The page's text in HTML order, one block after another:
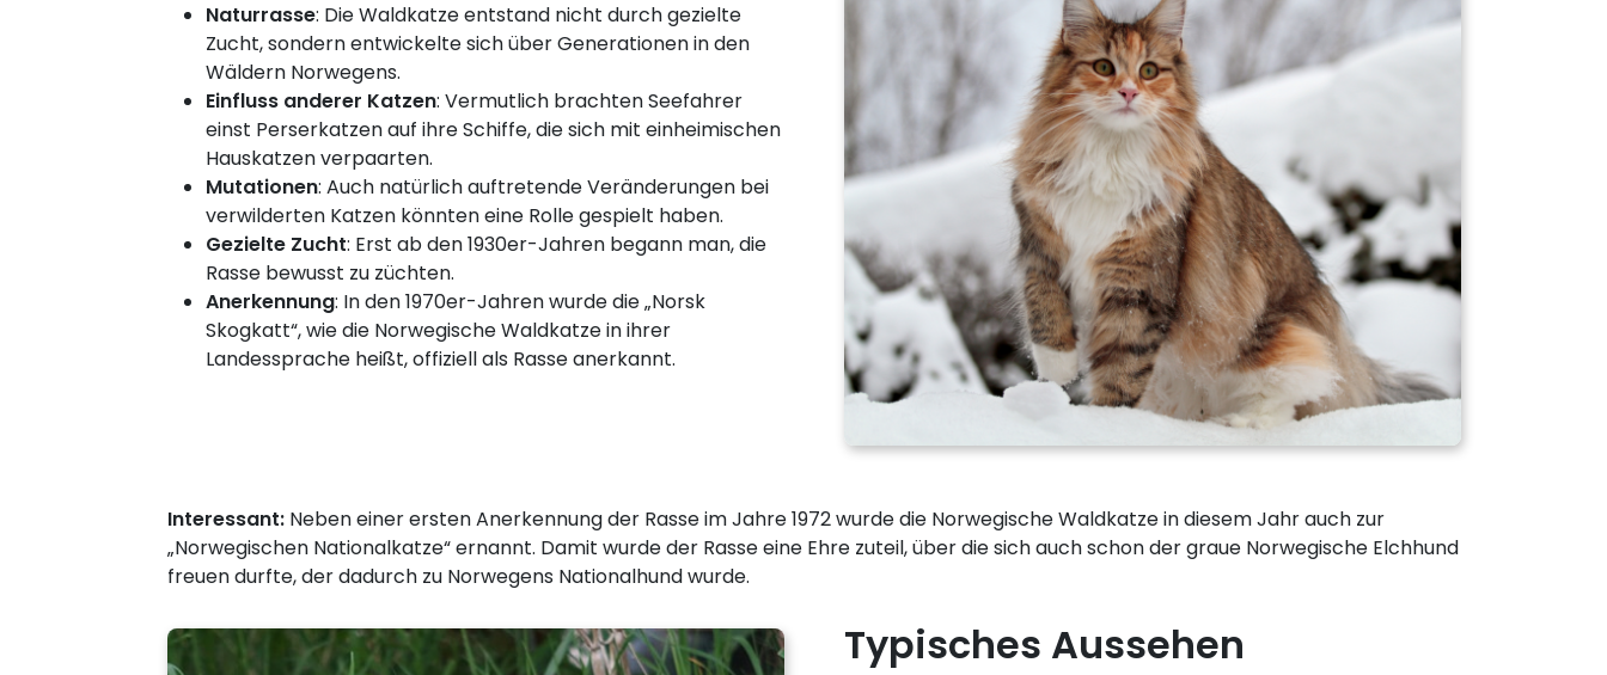
Naturrasse: Die Waldkatze entstand nicht durch gezielte
Zucht, sondern entwickelte sich über Generationen in den
Wäldern Norwegens.
Einfluss anderer Katzen: Vermutlich brachten Seefahrer
einst Perserkatzen auf ihre Schiffe, die sich mit einheimischen
Hauskatzen verpaarten.
Mutationen: Auch natürlich auftretende Veränderungen bei
verwilderten Katzen könnten eine Rolle gespielt haben.
Gezielte Zucht: Erst ab den 1930er-Jahren begann man, die
Rasse bewusst zu züchten.
Anerkennung: In den 1970er-Jahren wurde die „Norsk
Skogkatt“, wie die Norwegische Waldkatze in ihrer
Landessprache heißt, offiziell als Rasse anerkannt.
Interessant: Neben einer ersten Anerkennung der Rasse im Jahre 1972 wurde die Norwegische Waldkatze in diesem Jahr auch zur
„Norwegischen Nationalkatze“ ernannt. Damit wurde der Rasse eine Ehre zuteil, über die sich auch schon der graue Norwegische Elchhund
freuen durfte, der dadurch zu Norwegens Nationalhund wurde.
Typisches Aussehen